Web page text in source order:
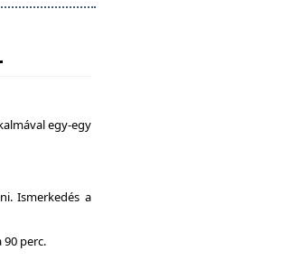
egy-egy
Ismerkedés a
perc.